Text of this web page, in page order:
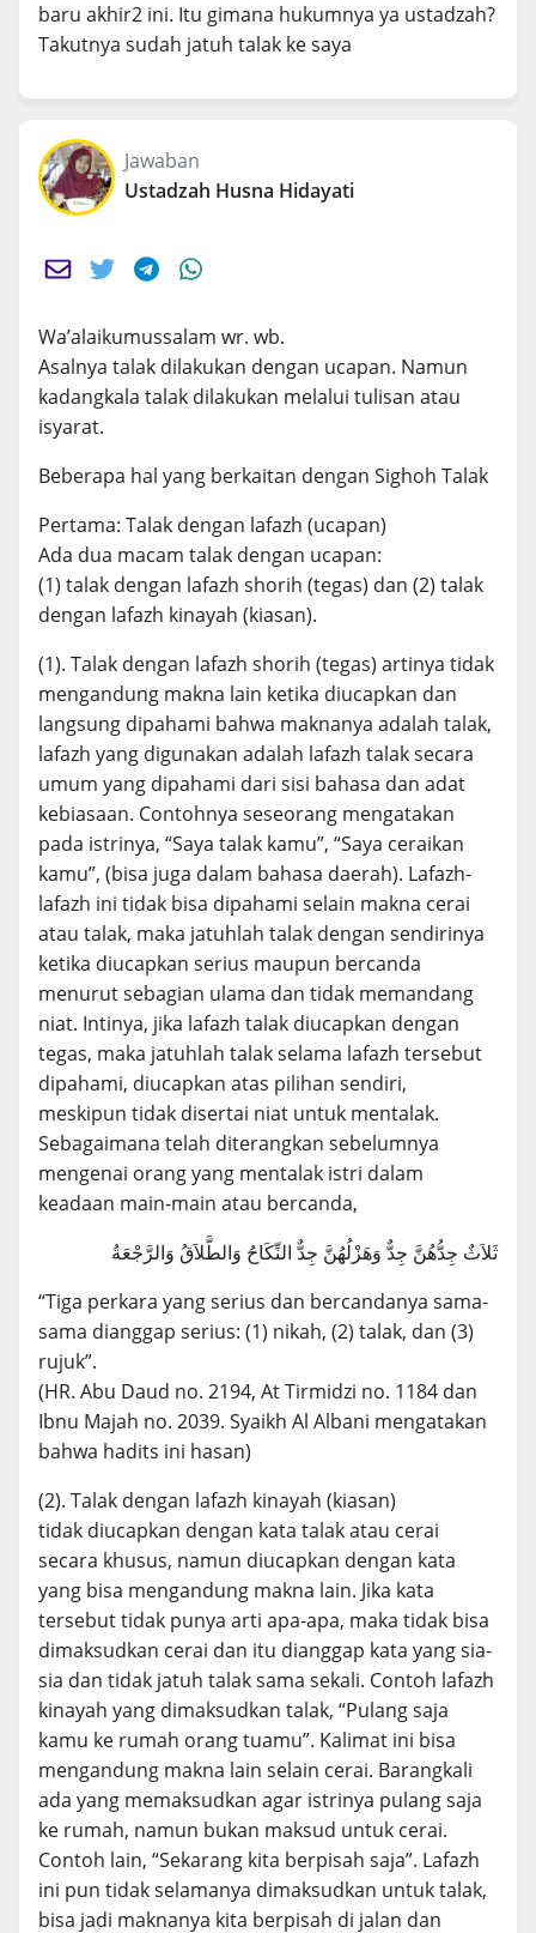
baru akhir2 ini. Itu gimana hukumnya ya ustadzah?
Takutnya sudah jatuh talak ke saya
Jawaban
Ustadzah Husna Hidayati
Wa’alaikumussalam wr. wb.
Asalnya talak dilakukan dengan ucapan. Namun
kadangkala talak dilakukan melalui tulisan atau
isyarat.
Beberapa hal yang berkaitan dengan Sighoh Talak
Pertama: Talak dengan lafazh (ucapan)
Ada dua macam talak dengan ucapan:
(1) talak dengan lafazh shorih (tegas) dan (2) talak
dengan lafazh kinayah (kiasan).
(1). Talak dengan lafazh shorih (tegas) artinya tidak
mengandung makna lain ketika diucapkan dan
langsung dipahami bahwa maknanya adalah talak,
lafazh yang digunakan adalah lafazh talak secara
umum yang dipahami dari sisi bahasa dan adat
kebiasaan. Contohnya seseorang mengatakan
pada istrinya, “Saya talak kamu”, “Saya ceraikan
kamu”, (bisa juga dalam bahasa daerah). Lafazh-
lafazh ini tidak bisa dipahami selain makna cerai
atau talak, maka jatuhlah talak dengan sendirinya
ketika diucapkan serius maupun bercanda
menurut sebagian ulama dan tidak memandang
niat. Intinya, jika lafazh talak diucapkan dengan
tegas, maka jatuhlah talak selama lafazh tersebut
dipahami, diucapkan atas pilihan sendiri,
meskipun tidak disertai niat untuk mentalak.
Sebagaimana telah diterangkan sebelumnya
mengenai orang yang mentalak istri dalam
keadaan main-main atau bercanda,
ثَلاَثٌ جِدُّهُنَّ جِدٌّ وَهَزْلُهُنَّ جِدٌّ النِّكَاحُ وَالطَّلاَقُ وَالرَّجْعَةُ
“Tiga perkara yang serius dan bercandanya sama-
sama dianggap serius: (1) nikah, (2) talak, dan (3)
rujuk”.
(HR. Abu Daud no. 2194, At Tirmidzi no. 1184 dan
Ibnu Majah no. 2039. Syaikh Al Albani mengatakan
bahwa hadits ini hasan)
(2). Talak dengan lafazh kinayah (kiasan)
tidak diucapkan dengan kata talak atau cerai
secara khusus, namun diucapkan dengan kata
yang bisa mengandung makna lain. Jika kata
tersebut tidak punya arti apa-apa, maka tidak bisa
dimaksudkan cerai dan itu dianggap kata yang sia-
sia dan tidak jatuh talak sama sekali. Contoh lafazh
kinayah yang dimaksudkan talak, “Pulang saja
kamu ke rumah orang tuamu”. Kalimat ini bisa
mengandung makna lain selain cerai. Barangkali
ada yang memaksudkan agar istrinya pulang saja
ke rumah, namun bukan maksud untuk cerai.
Contoh lain, “Sekarang kita berpisah saja”. Lafazh
ini pun tidak selamanya dimaksudkan untuk talak,
bisa jadi maknanya kita berpisah di jalan dan